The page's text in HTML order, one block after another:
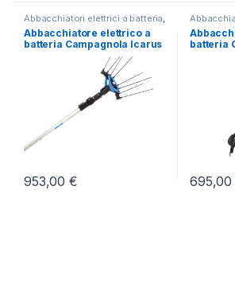
Abbacchiatori elettrici a batteria,
Brucatura e Raccolta delle Olive
Abbacchiatore elettrico a
batteria Campagnola Icarus
58V – Asta Alluminio 185-
953,00€
batteria